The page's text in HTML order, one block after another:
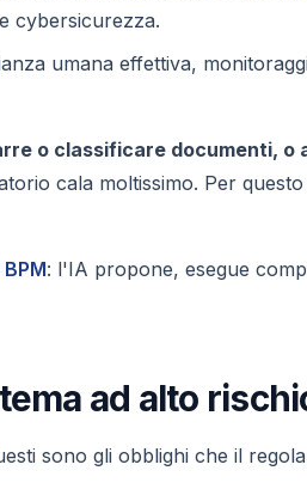
cybersicurezza.
umana effettiva,
o classificare documenti, o
cala moltissimo. Per
: l'IA propone, esegue
ad alto
sono gli obblighi che il